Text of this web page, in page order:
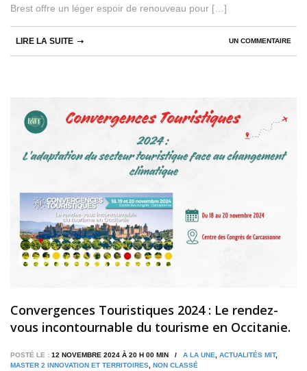
Brest offre un léger espoir de renouveau pour […]
UN COMMENTAIRE
LIRE LA SUITE
Convergences Touristiques 2024 : Le rendez-
vous incontournable du tourisme en Occitanie.
POSTÉ LE : 12 NOVEMBRE 2024 À 20 H 00 MIN / A LA UNE, ACTUALITÉS MIT,
MASTER 2 INNOVATION ET TERRITOIRES, NON CLASSÉ